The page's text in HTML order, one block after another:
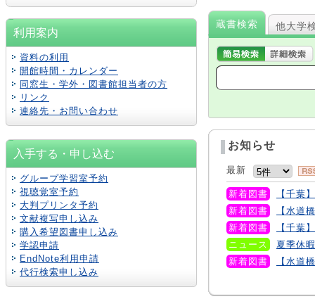
利用案内
資料の利用
開館時間・カレンダー
同窓生・学外・図書館担当者の方
リンク
連絡先・お問い合わせ
入手する・申し込む
グループ学習室予約
視聴覚室予約
大判プリンタ予約
文献複写申し込み
購入希望図書申し込み
学認申請
EndNote利用申請
代行検索申し込み
蔵書検索 他大学
お知らせ
最新
新着図書
【千葉
新着図書
【水道
新着図書
【千葉
ニュース
夏季休
新着図書
【水道